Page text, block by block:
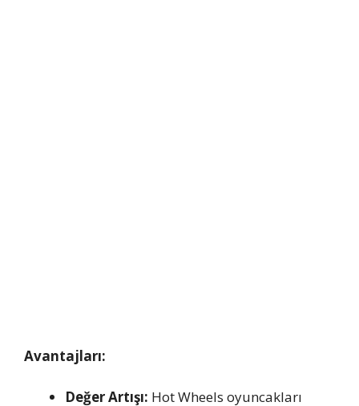
Avantajları:
Değer Artışı: Hot Wheels oyuncakları